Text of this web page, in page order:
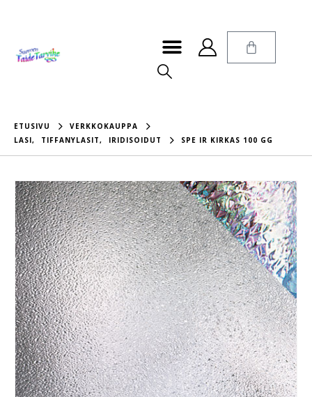
ETUSIVU
VERKKOKAUPPA
LASI, TIFFANYLASIT, IRIDISOIDUT SPE IR KIRKAS 100 GG